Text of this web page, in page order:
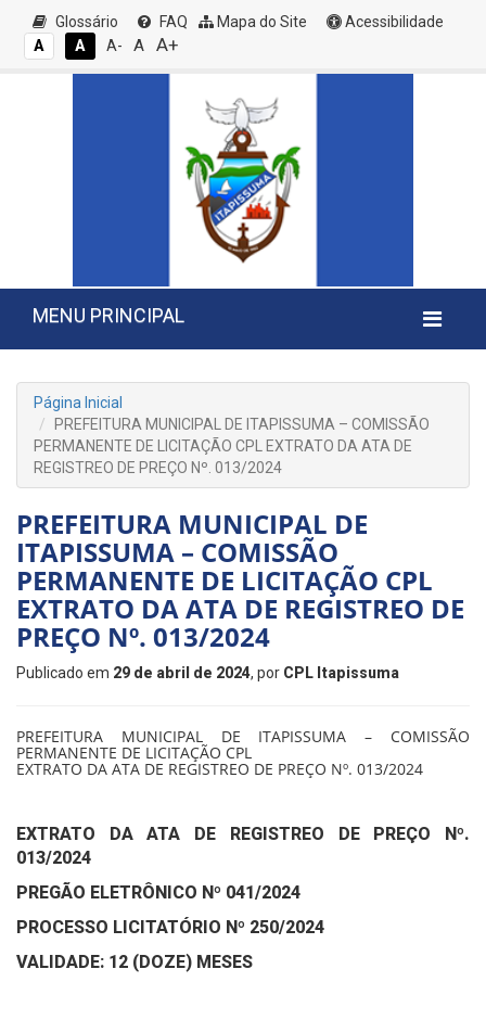
Glossário FAQ Mapa do Site
Acessibilidade
A
A A- A A+
MENU PRINCIPAL
Página Inicial
PREFEITURA MUNICIPAL DE ITAPISSUMA – COMISSÃO
PERMANENTE DE LICITAÇÃO CPL EXTRATO DA ATA DE
REGISTREO DE PREÇO Nº. 013/2024
PREFEITURA MUNICIPAL DE
ITAPISSUMA – COMISSÃO
PERMANENTE DE LICITAÇÃO CPL
EXTRATO DA ATA DE REGISTREO DE
PREÇO Nº. 013/2024
Publicado em 29 de abril de 2024, por CPL Itapissuma
PREFEITURA MUNICIPAL DE ITAPISSUMA – COMISSÃO
PERMANENTE DE LICITAÇÃO CPL
EXTRATO DA ATA DE REGISTREO DE PREÇO Nº. 013/2024
EXTRATO DA ATA DE REGISTREO DE PREÇO Nº.
013/2024
PREGÃO ELETRÔNICO Nº 041/2024
PROCESSO LICITATÓRIO Nº 250/2024
VALIDADE: 12 (DOZE) MESES